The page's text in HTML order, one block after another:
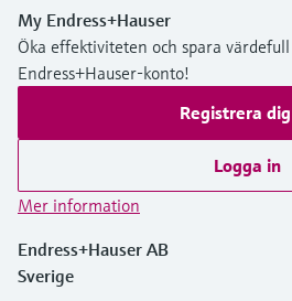
My Endress+Hauser
Öka effektiviteten och spara
Endress+Hauser-konto!
Registrera
Logga in
Mer information
Endress+Hauser AB
Sverige